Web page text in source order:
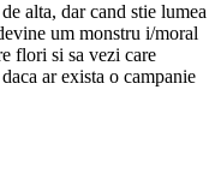
alta, dar cand stie lumea
um monstru i/moral
flori si sa vezi care
ar exista o campanie